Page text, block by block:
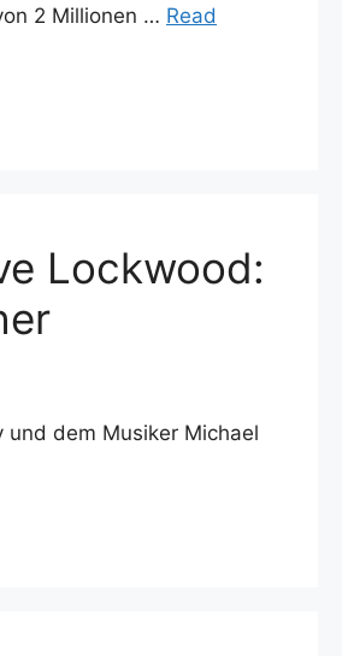
2 Millionen … Read
Lockwood:
und dem Musiker Michael